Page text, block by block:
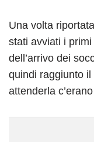
Una volta
stati avviati i
dell’arrivo dei
quindi raggiunto
attenderla